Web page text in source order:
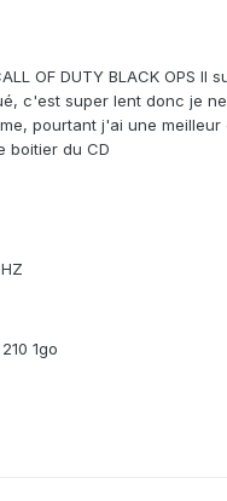
OF DUTY BLACK OPS II
c'est super lent donc je
pourtant j'ai une
boitier du CD
1go